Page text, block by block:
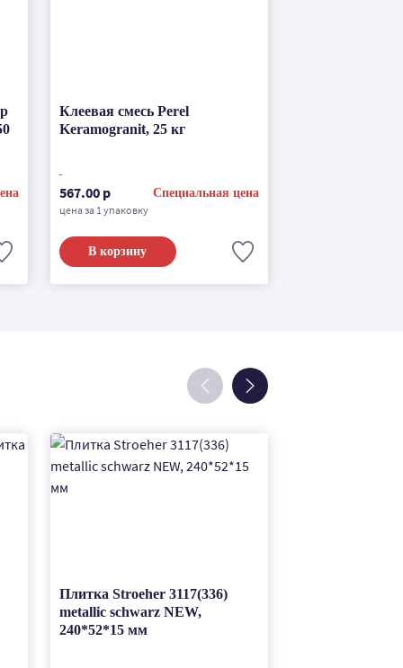
Клеевая смесь Perel
Keramogranit, 25 кг
567.00 р
Специальная цена
цена за 1 упаковку
В корзину
Плитка Stroeher 3117(336)
metallic schwarz NEW,
240*52*15 мм